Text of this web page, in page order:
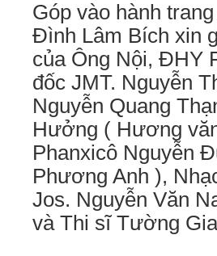
Góp vào hành
Đình Lâm Bích xin
của Ông Nội, ĐHY
đốc JMT. Nguyễn
Nguyễn Quang
Hưởng ( Hương
Phanxicô Nguyễn
Phương Anh ),
Jos. Nguyễn Văn
và Thi sĩ Tường